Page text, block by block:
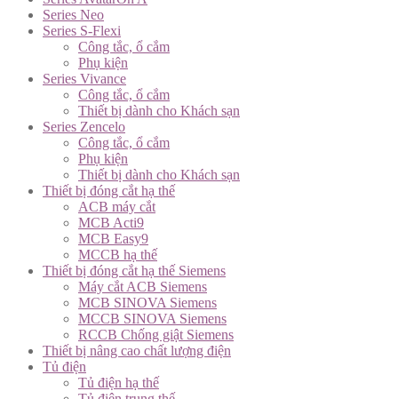
Series Neo
Series S-Flexi
Công tắc, ổ cắm
Phụ kiện
Series Vivance
Công tắc, ổ cắm
Thiết bị dành cho Khách sạn
Series Zencelo
Công tắc, ổ cắm
Phụ kiện
Thiết bị dành cho Khách sạn
Thiết bị đóng cắt hạ thế
ACB máy cắt
MCB Acti9
MCB Easy9
MCCB hạ thế
Thiết bị đóng cắt hạ thế Siemens
Máy cắt ACB Siemens
MCB SINOVA Siemens
MCCB SINOVA Siemens
RCCB Chống giật Siemens
Thiết bị nâng cao chất lượng điện
Tủ điện
Tủ điện hạ thế